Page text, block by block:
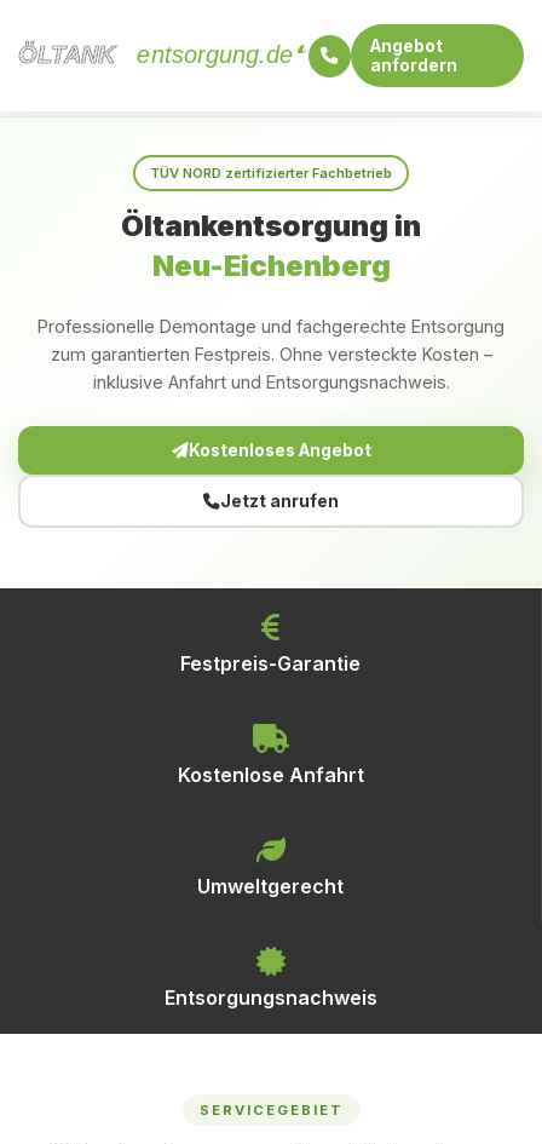
ÖLTANK
ÖLTANK entsorgung.de
Angebot
anfordern
TÜV NORD zertifizierter Fachbetrieb
Öltankentsorgung in
Neu-Eichenberg
Professionelle Demontage und fachgerechte Entsorgung
zum garantierten Festpreis. Ohne versteckte Kosten –
inklusive Anfahrt und Entsorgungsnachweis.
Kostenloses Angebot
Jetzt anrufen
Festpreis-Garantie
Kostenlose Anfahrt
Umweltgerecht
Entsorgungsnachweis
SERVICEGEBIET